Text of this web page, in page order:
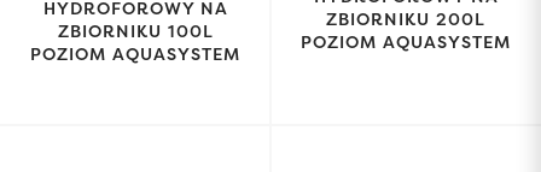
HYDROFOROWY NA
ZBIORNIKU 100L
POZIOM AQUASYSTEM
ZBIORNIKU 200L
POZIOM AQUASYSTEM